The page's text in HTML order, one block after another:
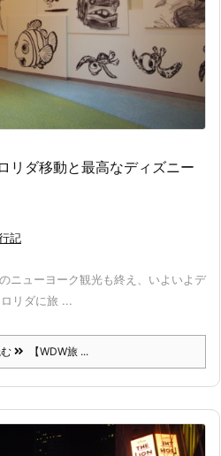
リダ移動と最高なディズニー
記
ニューヨーク観光も終え、いよいよデ
リダに旅 ...
【WDW旅 ...